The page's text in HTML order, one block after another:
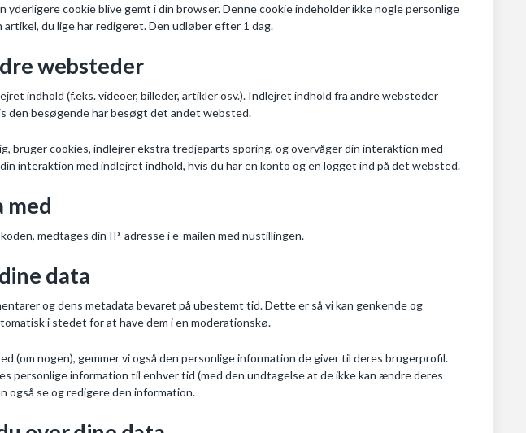
yderligere cookie blive gemt i din browser. Denne cookie indeholder ikke nogle personlige
du lige har redigeret. Den udløber efter 1 dag.
websteder
indhold (f.eks. videoer, billeder, artikler osv.). Indlejret indhold fra andre websteder
den besøgende har besøgt det andet websted.
bruger cookies, indlejrer ekstra tredjeparts sporing, og overvåger din interaktion med
interaktion med indlejret indhold, hvis du har en konto og en logget ind på det websted.
med
medtages din IP-adresse i e-mailen med nustillingen.
data
og dens metadata bevaret på ubestemt tid. Dette er så vi kan genkende og
i stedet for at have dem i en moderationskø.
(om nogen), gemmer vi også den personlige information de giver til deres brugerprofil.
personlige information til enhver tid (med den undtagelse at de ikke kan ændre deres
også se og redigere den information.